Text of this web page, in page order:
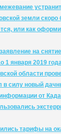
земли скоро
или как
на
1 января 2019
области
в силу новый
от
тарифы на